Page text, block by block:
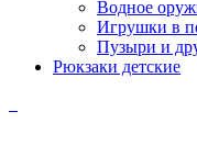
Водное
Игрушки в
Пузыри и
Рюкзаки детские